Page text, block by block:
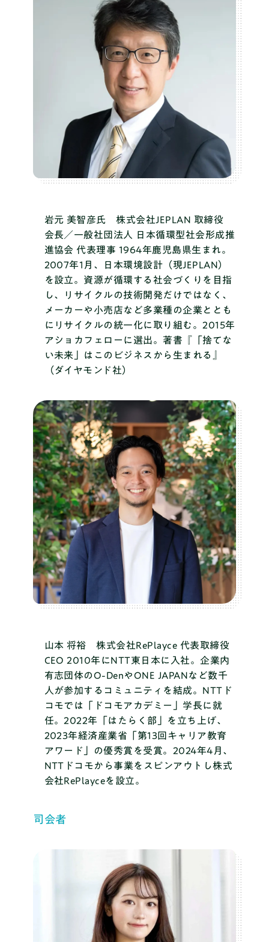
岩元 美智彦氏 株式会社JEPLAN 取締役
会長／一般社団法人 日本循環型社会形成推
進協会 代表理事 1964年鹿児島県生まれ。
2007年1月、日本環境設計（現JEPLAN）
を設立。資源が循環する社会づくりを目指
し、リサイクルの技術開発だけではなく、
メーカーや小売店など多業種の企業ととも
にリサイクルの統一化に取り組む。2015年
アショカフェローに選出。著書『「捨てな
い未来」はこのビジネスから生まれる』
（ダイヤモンド社）
山本 将裕 株式会社RePlayce 代表取締役
CEO 2010年にNTT東日本に入社。企業内
有志団体のO-DenやONE JAPANなど数千
人が参加するコミュニティを結成。NTTド
コモでは「ドコモアカデミー」学長に就
任。2022年「はたらく部」を立ち上げ、
2023年経済産業省「第13回キャリア教育
アワード」の優秀賞を受賞。2024年4月、
NTTドコモから事業をスピンアウトし株式
会社RePlayceを設立。
司会者